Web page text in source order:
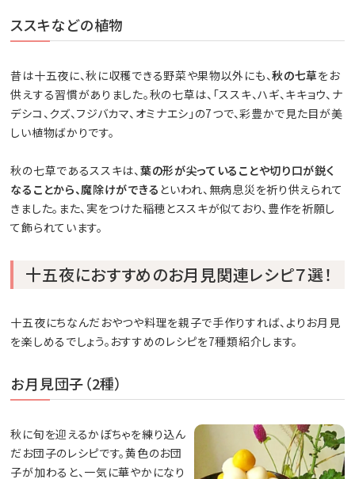
ススキなどの植物
昔は十五夜に、秋に収穫できる野菜や果物以外にも、秋の七草をお
供えする習慣がありました。秋の七草は、「ススキ、ハギ、キキョウ、ナ
デシコ、クズ、フジバカマ、オミナエシ」の7つで、彩豊かで見た目が美
しい植物ばかりです。
秋の七草であるススキは、葉の形が尖っていることや切り口が鋭く
なることから、魔除けができる といわれ、無病息災を祈り供えられて
きました。また、実をつけた稲穂とススキが似ており、豊作を祈願し
て飾られています。
十五夜におすすめのお月見関連レシピ７選！
十五夜にちなんだおやつや料理を親子で手作りすれば、よりお月見
を楽しめるでしょう。おすすめのレシピを7種類紹介します。
お月見団子（2種）
秋に旬を迎えるかぼちゃを練り込ん
だお団子のレシピです。黄色のお団
子が加わると、一気に華やかになり